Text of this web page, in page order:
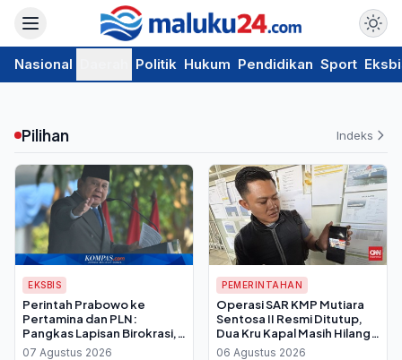
Nasional Politik Hukum Pendidikan Sport
Pilihan Indeks
EKSBIS
Perintah Prabowo ke
Pertamina dan PLN:
Pangkas Lapisan Birokrasi,
Keputusan Tak Lagi Berbelit
07 Agustus 2026
PEMERINTAHAN
Operasi SAR KMP Mutiara
Sentosa II Resmi Ditutup,
Dua Kru Kapal Masih Hilang
dan Tak Terdaftar
06 Agustus 2026